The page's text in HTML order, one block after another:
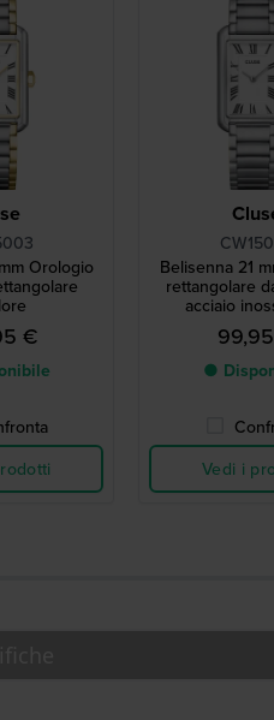
Orologio
€
Belisenna 21
rettangolare
acciaio
●
Vedi i